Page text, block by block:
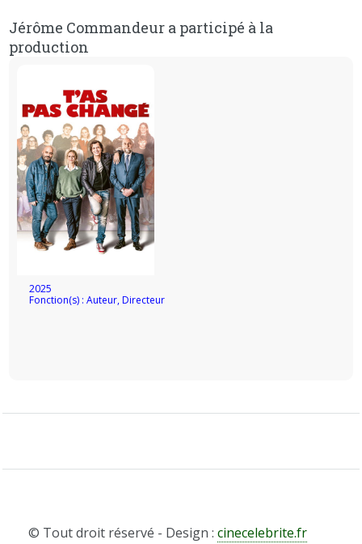
Jérôme Commandeur a participé à la
production
2025
Fonction(s) : Auteur, Directeur
© Tout droit réservé - Design :cinecelebrite.fr